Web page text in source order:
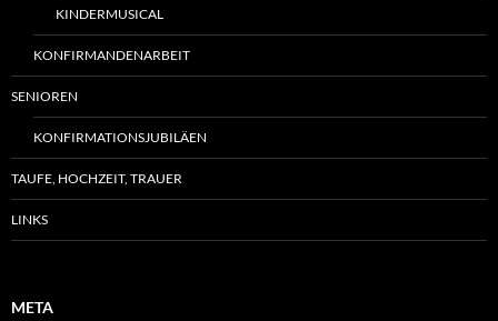
KINDERMUSICAL
KONFIRMANDENARBEIT
SENIOREN
KONFIRMATIONSJUBILÄEN
TAUFE, HOCHZEIT, TRAUER
LINKS
META